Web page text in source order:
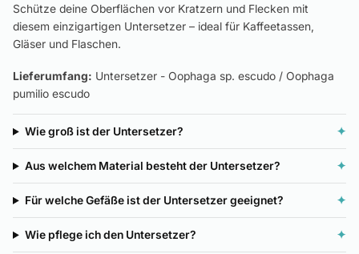
Schütze deine Oberflächen vor Kratzern und Flecken mit
diesem einzigartigen Untersetzer – ideal für Kaffeetassen,
Gläser und Flaschen.
Lieferumfang: Untersetzer - Oophaga sp. escudo / Oophaga
pumilio escudo
Wie groß ist der Untersetzer? ✦
Aus welchem Material besteht der Untersetzer? ✦
Für welche Gefäße ist der Untersetzer geeignet? ✦
Wie pflege ich den Untersetzer? ✦